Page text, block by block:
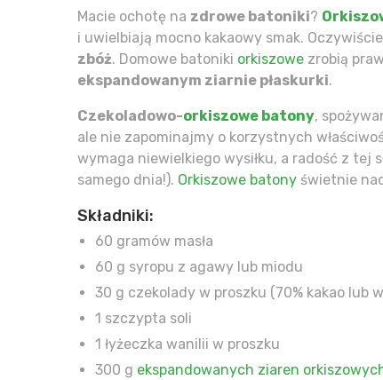
Macie ochotę na zdrowe batoniki?
i uwielbiają mocno kakaowy smak.
zbóż. Domowe batoniki orkiszowe zrobią
ekspandowanym ziarnie płaskurki.
Czekoladowo-orkiszowe batony,
ale nie zapominajmy o korzystnych
wymaga niewielkiego wysiłku, a radość z
samego dnia!). Orkiszowe batony świetnie
Składniki:
60 gramów masła
60 g syropu z agawy lub miodu
30 g czekolady w proszku (70% kakao lub
1 szczypta soli
1 łyżeczka wanilii w proszku
300 g ekspandowanych ziaren